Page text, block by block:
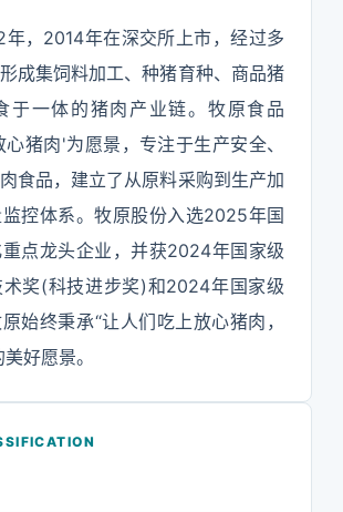
年，2014年在深交所上市，经过多
成集饲料加工、种猪育种、商品猪
于一体的猪肉产业链。牧原食品
猪肉'为愿景，专注于生产安全、
食品，建立了从原料采购到生产加
控体系。牧原股份入选2025年国
点龙头企业，并获2024年国家级
奖(科技进步奖)和2024年国家级
始终秉承“让人们吃上放心猪肉，
好愿景。